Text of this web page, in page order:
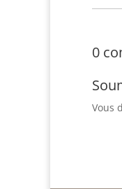
0
Vous